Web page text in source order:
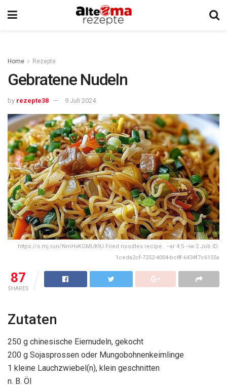
Home Rezepte
Gebratene Nudeln
by rezepte38 9 Juli 2024
https://s.mj.run/NmHvKGMUKtU Fried noodles recipe . --ar 4:5 --iw 2 Job ID:
1ceda2cf-7252-4004-bc8f-6434f7c6155a
87
SHARES
Zutaten
250 g chinesische Eiernudeln, gekocht
200 g Sojasprossen oder Mungobohnenkeimlinge
1 kleine Lauchzwiebel(n), klein geschnitten
n. B. Öl